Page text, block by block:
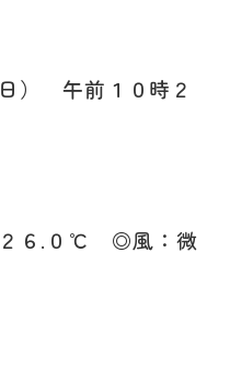
） 午前１０時２
６ .０℃ ◎風：微